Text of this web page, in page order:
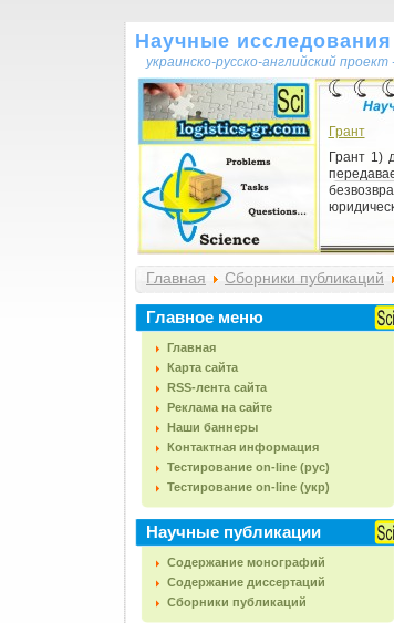
Научные
украинско-русско-английский
Грант
Грант 1)
Методы
науке
науке
Главная Сборники публикаций
докладов. Часть 2 (2011, 268с.)
Главное меню
Главная
Карта сайта
RSS-лента сайта
Реклама на сайте
Наши баннеры
Контактная информация
Тестирование on-line (рус)
Тестирование on-line (укр)
Научные публикации
Содержание монографий
Содержание диссертаций
Сборники публикаций